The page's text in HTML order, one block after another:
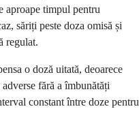
aproape timpul pentru
săriți peste doza omisă și
regulat.
o doză uitată, deoarece
fără a îmbunătăți
constant între doze pentru